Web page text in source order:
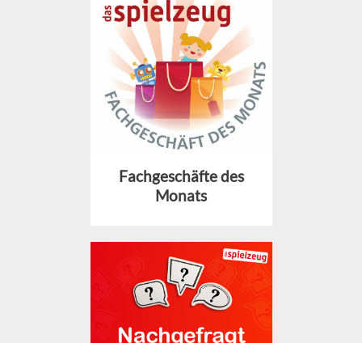
Fachgeschäfte des
Monats